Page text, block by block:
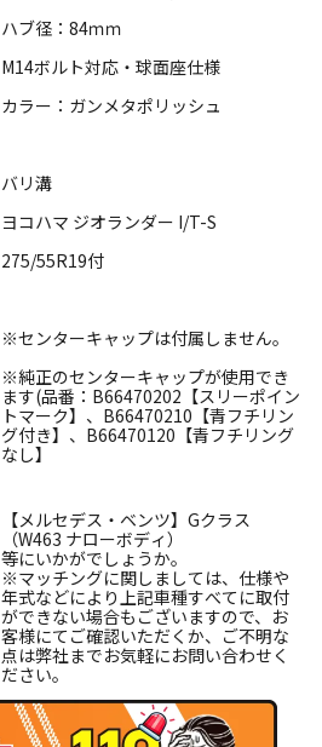
ハブ径：84ｍｍ
M14ボルト対応・球面座仕様
カラー：ガンメタポリッシュ
バリ溝
ヨコハマ ジオランダー I/T-S
275/55R19付
※センターキャップは付属しません。
※純正のセンターキャップが使用でき
ます(品番：B66470202【スリーポイン
トマーク】、B66470210【青フチリン
グ付き】、B66470120【青フチリング
なし】
【メルセデス・ベンツ】Gクラス
（W463 ナローボディ）
等にいかがでしょうか。
※マッチングに関しましては、仕様や
年式などにより上記車種すべてに取付
ができない場合もございますので、お
客様にてご確認いただくか、ご不明な
点は弊社までお気軽にお問い合わせく
ださい。